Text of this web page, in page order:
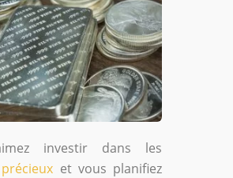
investir dans les
et vous planifiez